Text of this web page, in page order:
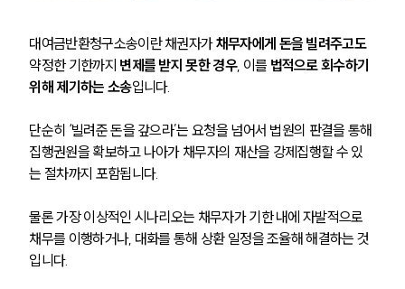
대여금반환청구소송이란 채권자가 채무자에게 돈을 빌려주고도
약정한 기한까지 변제를 받지 못한 경우, 이를 법적으로 회수하기
위해 제기하는 소송입니다.
단순히 ‘빌려준 돈을 갚으라’는 요청을 넘어서 법원의 판결을 통해
집행권원을 확보하고 나아가 채무자의 재산을 강제집행할 수 있
는 절차까지 포함됩니다.
물론 가장 이상적인 시나리오는 채무자가 기한 내에 자발적으로
채무를 이행하거나, 대화를 통해 상환 일정을 조율해 해결하는 것
입니다.